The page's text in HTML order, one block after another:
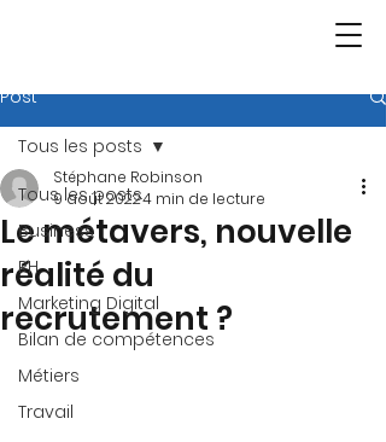
Post
Tous les posts
Business
RH
Marketing Digital
Bilan de compétences
Métiers
Travail
Tous les posts
Le métavers, nouvelle
réalité du
recrutement ?
Stéphane Robinson
9 août 20224 min de lecture